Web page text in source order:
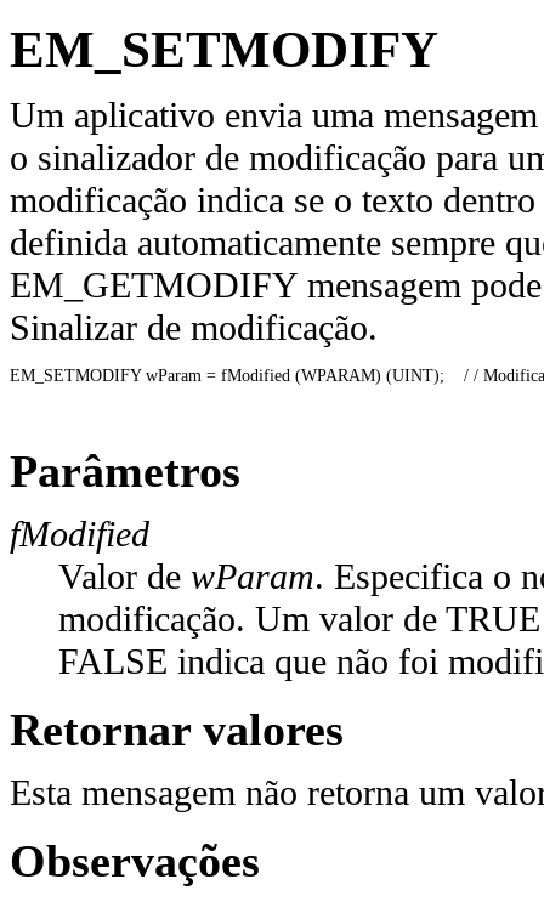
EM_SETMODIFY
Um aplicativo envia uma
o sinalizador de modificação para
modificação indica se o texto
definida automaticamente sempre
EM_GETMODIFY mensagem
Sinalizar de modificação.
EM_SETMODIFY wParam = fModified (WPARAM) (UINT);    / /
Parâmetros
fModified
Valor de wParam. Especifica o
modificação. Um valor de
FALSE indica que não foi
Retornar valores
Esta mensagem não retorna um
Observações